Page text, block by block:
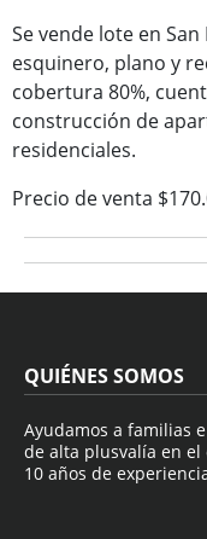
Se vende lote en San
esquinero, plano y
cobertura 80%,
construcción de
residenciales.
Precio de venta
QUIÉNES SOMOS
Ayudamos a familias
de alta plusvalía en el
10 años de